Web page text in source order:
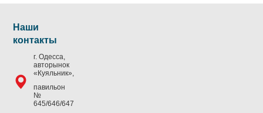
Наши
контакты
г. Одесса,
авторынок
«Куяльник»,
павильон
№
645/646/647